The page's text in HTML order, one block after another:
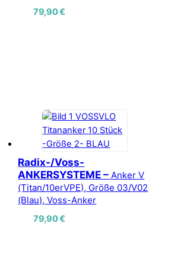
79,90€
Radix-/Voss-
ANKERSYSTEME – Anker V
(Titan/10erVPE), Größe 03/V02
(Blau), Voss-Anker
79,90€